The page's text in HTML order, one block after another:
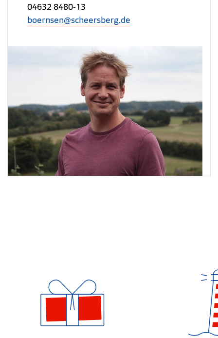
04632 8480-13
boernsen@scheersberg.de